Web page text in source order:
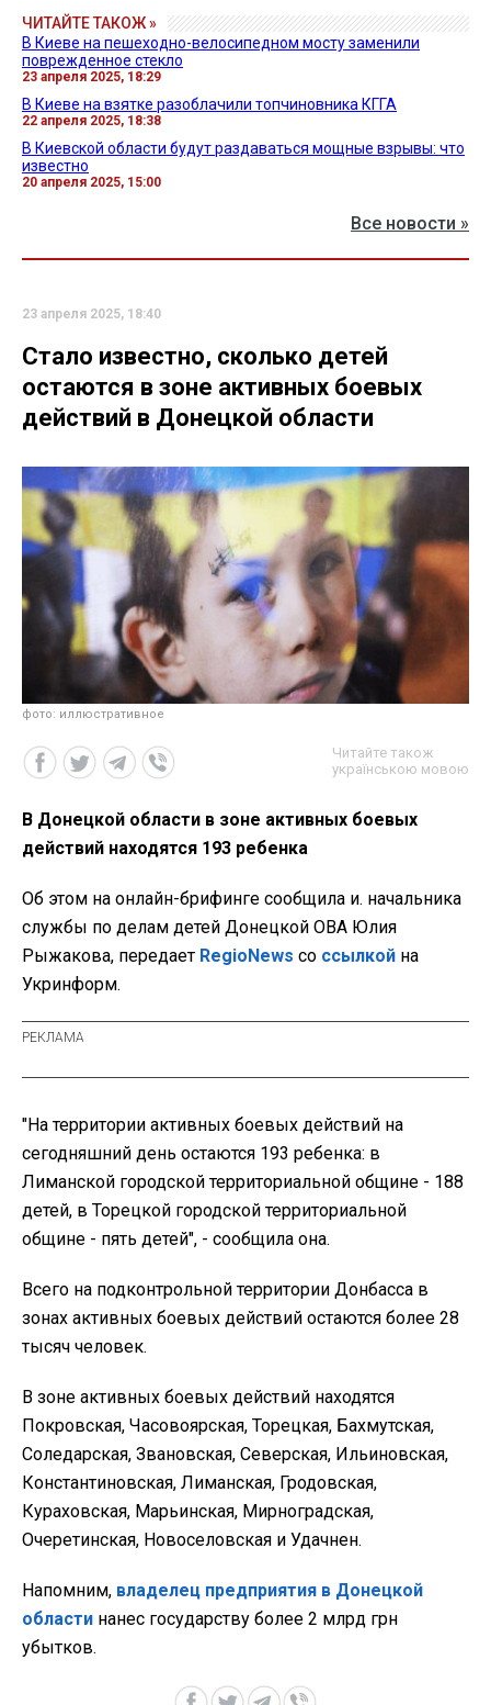
ЧИТАЙТЕ ТАКОЖ »
В Киеве на пешеходно-велосипедном мосту заменили
поврежденное стекло
23 апреля 2025, 18:29
В Киеве на взятке разоблачили топчиновника КГГА
22 апреля 2025, 18:38
В Киевской области будут раздаваться мощные взрывы: что
известно
20 апреля 2025, 15:00
Все новости »
23 апреля 2025, 18:40
Стало известно, сколько детей
остаются в зоне активных боевых
действий в Донецкой области
фото: иллюстративное
Читайте також
українською мовою
В Донецкой области в зоне активных боевых
действий находятся 193 ребенка
Об этом на онлайн-брифинге сообщила и. начальника
службы по делам детей Донецкой ОВА Юлия
Рыжакова, передает RegioNews со ссылкой на
Укринформ.
"На территории активных боевых действий на
сегодняшний день остаются 193 ребенка: в
Лиманской городской территориальной общине - 188
детей, в Торецкой городской территориальной
общине - пять детей", - сообщила она.
Всего на подконтрольной территории Донбасса в
зонах активных боевых действий остаются более 28
тысяч человек.
В зоне активных боевых действий находятся
Покровская, Часовоярская, Торецкая, Бахмутская,
Соледарская, Звановская, Северская, Ильиновская,
Константиновская, Лиманская, Гродовская,
Кураховская, Марьинская, Мирноградская,
Очеретинская, Новоселовская и Удачнен.
Напомним, владелец предприятия в Донецкой
области нанес государству более 2 млрд грн
убытков.